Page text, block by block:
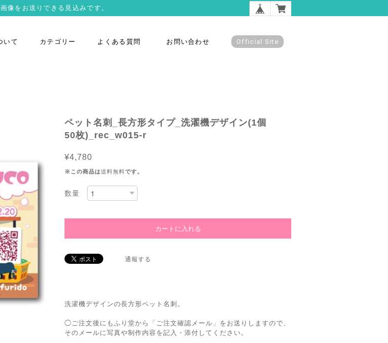
像をお送りできる見込みです。
いて カテゴリー よくある質問 お問い合わせ Official Site
ペット名刺_長方形タイプ_洗濯機デザイン(1個
50枚)_rec_w015-r
¥4,780
※この商品は送料無料です。
数量
通報する
洗濯機デザインの長方形ペット名刺。
◯ご注文後にもふり堂から「ご注文確認メール」をお送りしますので、
そのメールに写真や制作内容を記入・添付してください。